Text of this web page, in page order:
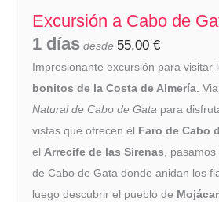
Excursión a Cabo de
1 días desde 55,00 €
Impresionante excursión para visitar
bonitos de la Costa de Almería.
Natural de Cabo de Gata para
vistas que ofrecen el Faro de Cabo
el Arrecife de las Sirenas,
de Cabo de Gata donde anidan los
luego descubrir el pueblo de Mojácar